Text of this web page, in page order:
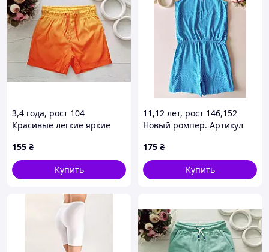
3,4 года, рост 104
Красивые легкие яркие
мальчика. Артикул 27965
155 ₴
Купить
11,12 лет, рост 146,152
Новый ромпер. Артикул
175 ₴
Купить